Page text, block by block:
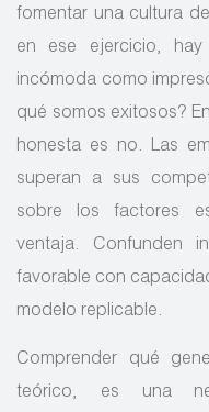
fomentar una cultura
en ese ejercicio,
incómoda como
qué somos exitosos?
honesta es no. Las
superan a sus
sobre los factores
ventaja. Confunden
favorable con
modelo replicable.
Comprender qué
teórico, es una